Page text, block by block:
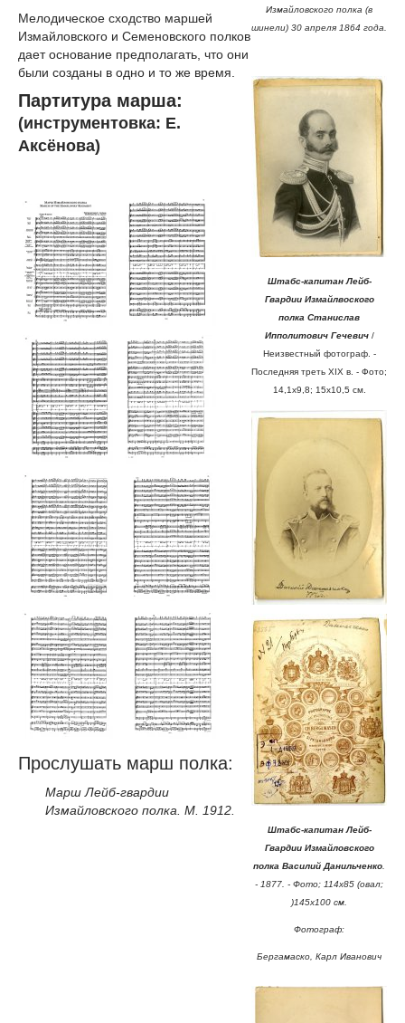
Измайловского полка (в
шинели) 30 апреля 1864 года.
Штабс-капитан Лейб-
Гвардии Измайлвоского
полка Станислав
Ипполитович Гечевич/
Неизвестный фотограф. -
Последняя треть XIX в. - Фото;
14,1х9,8; 15х10,5 см.
Штабс-капитан Лейб-
Гвардии Измайловского
полка Василий Данильченко
- 1877. - Фото; 114х85 (овал;
)145х100 см.
Фотограф:
Бергамаско, Карл Иванович
Мелодическое сходство маршей
Измайловского и Семеновского полков
дает основание предполагать, что они
были созданы в одно и то же время.
Партитура марша:
(инструментовка: Е.
Аксёнова)
Прослушать марш полка:
Марш Лейб-гвардии
Измайловского полка. М. 1912.